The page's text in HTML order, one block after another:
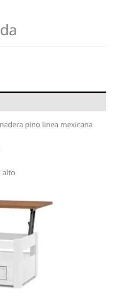
pino linea mexicana
alto